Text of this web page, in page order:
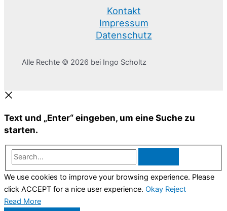
Kontakt
Impressum
Datenschutz
Alle Rechte © 2026 bei Ingo Scholtz
Text und „Enter“ eingeben, um eine Suche zu
starten.
Search...
We use cookies to improve your browsing experience. Please
click ACCEPT for a nice user experience. Okay Reject
Read More